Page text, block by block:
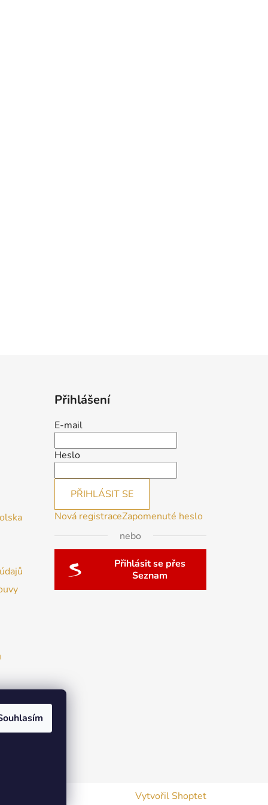
Přihlášení
E-mail
Heslo
PŘIHLÁSIT SE
Nová registraceZapomenuté heslo
nebo
Přihlásit se přes
Seznam
Vytvořil Shoptet